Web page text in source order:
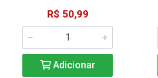
R$ 50,99
Adicionar